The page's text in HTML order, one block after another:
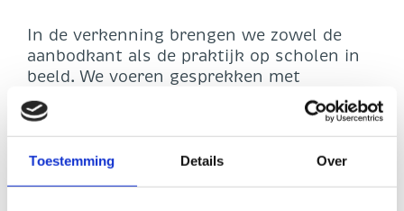
Toestemming Details Over
In de verkenning brengen we zowel de
aanbodkant als de praktijk op scholen in
beeld. We voeren gesprekken met
leveranciers over hun producten,
functionaliteiten, koppelingen, AI-
ontwikkelingen, eigenaarschap van
toetsmateriaal en mogelijkheden om
toetsmateriaal en gegevens mee te nemen